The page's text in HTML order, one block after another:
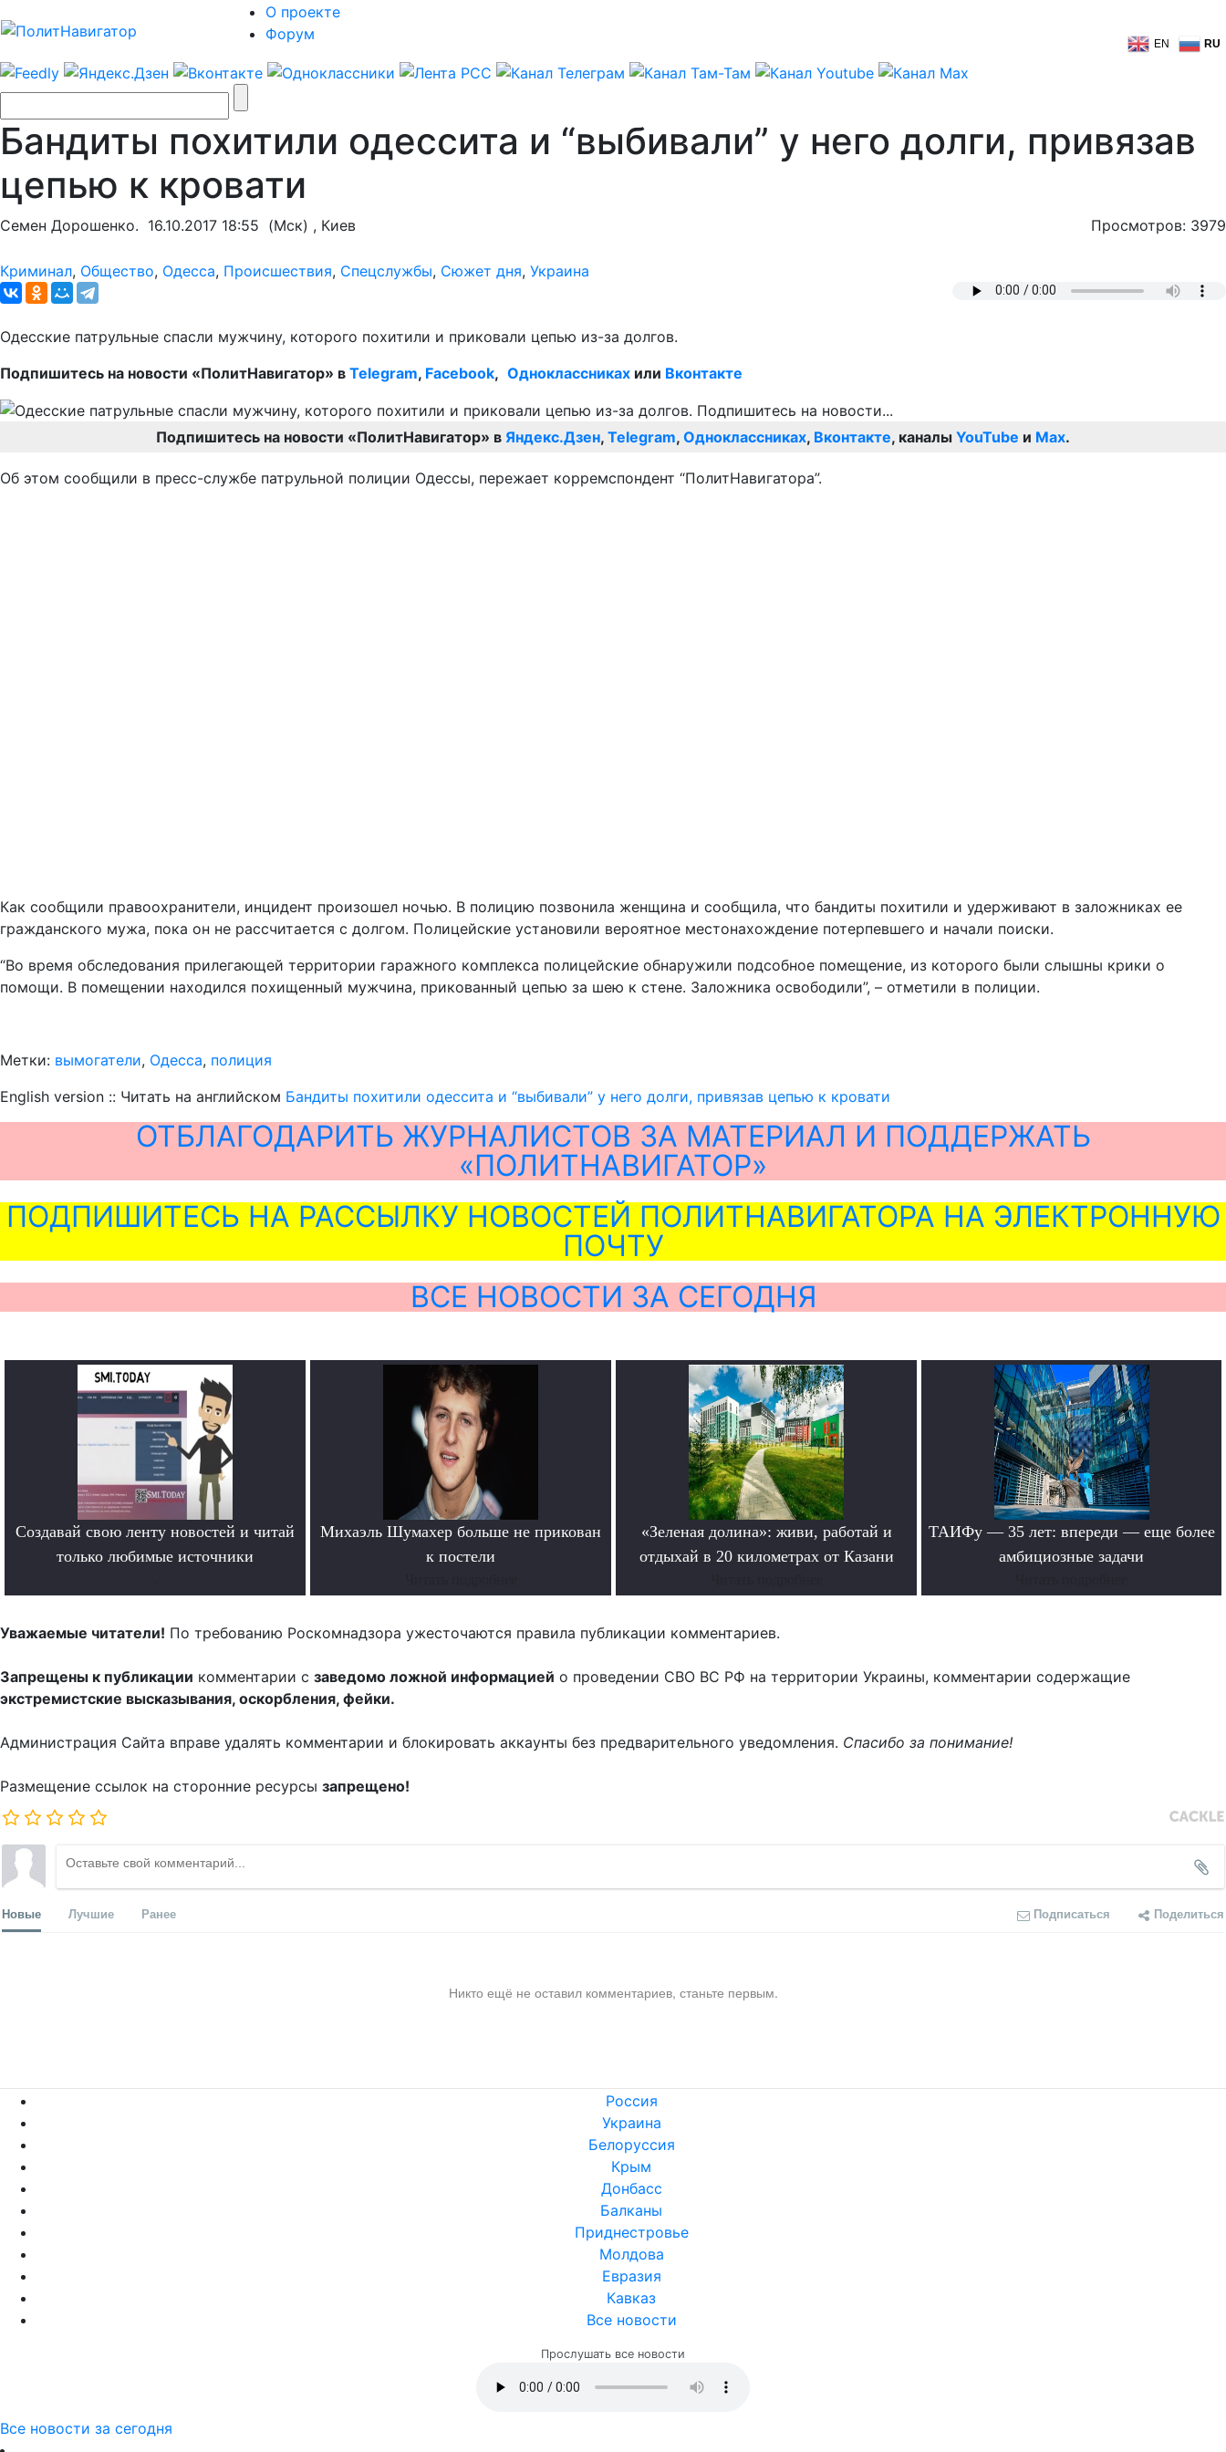
О проекте
Форум
EN RU
Бандиты похитили одессита и “выбивали” у него долги, привязав
цепью к кровати
Семен Дорошенко. 16.10.2017 18:55 (Мск) , Киев Просмотров: 3979
Криминал, Общество, Одесса, Происшествия, Спецслужбы, Сюжет дня, Украина
Одесские патрульные спасли мужчину, которого похитили и приковали цепью из-за долгов.
Подпишитесь на новости «ПолитНавигатор» в Telegram, Facebook, Одноклассниках или Вконтакте
Подпишитесь на новости «ПолитНавигатор» в Яндекс.Дзен, Telegram, Одноклассниках, Вконтакте, каналы YouTube и Max.
Об этом сообщили в пресс-службе патрульной полиции Одессы, пережает корремспондент “ПолитНавигатора”.
Как сообщили правоохранители, инцидент произошел ночью. В полицию позвонила женщина и сообщила, что бандиты похитили и удерживают в заложниках ее
гражданского мужа, пока он не рассчитается с долгом. Полицейские установили вероятное местонахождение потерпевшего и начали поиски.
“Во время обследования прилегающей территории гаражного комплекса полицейские обнаружили подсобное помещение, из которого были слышны крики о
помощи. В помещении находился похищенный мужчина, прикованный цепью за шею к стене. Заложника освободили”, – отметили в полиции.
Метки: вымогатели, Одесса, полиция
English version :: Читать на английском Бандиты похитили одессита и “выбивали” у него долги, привязав цепью к кровати
ОТБЛАГОДАРИТЬ ЖУРНАЛИСТОВ ЗА МАТЕРИАЛ И ПОДДЕРЖАТЬ
«ПОЛИТНАВИГАТОР»
ПОДПИШИТЕСЬ НА РАССЫЛКУ НОВОСТЕЙ ПОЛИТНАВИГАТОРА НА ЭЛЕКТРОННУЮ
ПОЧТУ
ВСЕ НОВОСТИ ЗА СЕГОДНЯ
Создавай свою ленту новостей и читай
только любимые источники
Михаэль Шумахер больше не прикован
к постели
«Зеленая долина»: живи, работай и
отдыхай в 20 километрах от Казани
ТАИФу — 35 лет: впереди — еще более
амбициозные задачи
Уважаемые читатели! По требованию Роскомнадзора ужесточаются правила публикации комментариев.
Запрещены к публикации комментарии с заведомо ложной информацией о проведении СВО ВС РФ на территории Украины, комментарии содержащие
экстремистские высказывания, оскорбления, фейки.
Администрация Сайта вправе удалять комментарии и блокировать аккаунты без предварительного уведомления. Спасибо за понимание!
Размещение ссылок на сторонние ресурсы запрещено!
Новые Лучшие Ранее Подписаться Поделиться
Никто ещё не оставил комментариев, станьте первым.
Россия
Украина
Белоруссия
Крым
Донбасс
Балканы
Приднестровье
Молдова
Евразия
Кавказ
Все новости
Прослушать все новости
Все новости за сегодня